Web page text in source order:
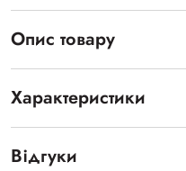
Опис товару
Характеристики
Відгуки